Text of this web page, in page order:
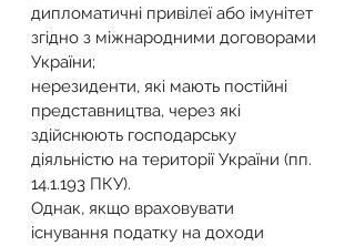
дипломатичні привілеї або імунітет
згідно з міжнародними договорами
України;
нерезиденти, які мають постійні
представництва, через які
здійснюють господарську
діяльністю на території України (пп.
14.1.193 ПКУ).
Однак, якщо враховувати
існування податку на доходи